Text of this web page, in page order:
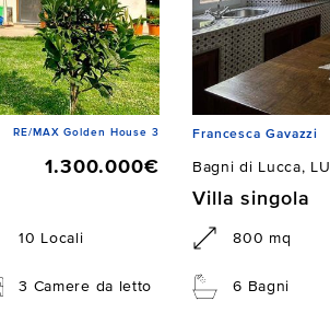
RE/MAX Golden House 3
1.300.000€
10 Locali
3 Camere da letto
Francesca Gavazzi
Bagni di Lucca, LU
Villa singola
800 mq
6 Bagni